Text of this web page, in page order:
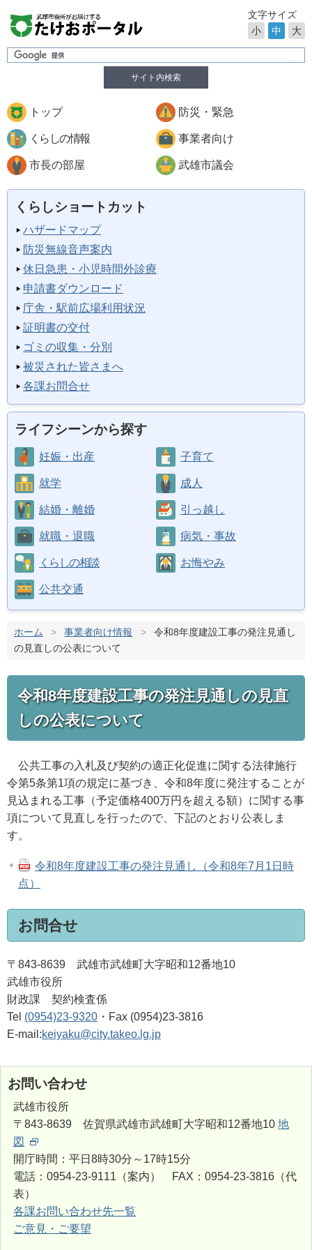
サイト内検索
文字サイズ
小
中 大
トップ 防災・緊急
くらしの情報 事業者向け
市長の部屋 武雄市議会
くらしショートカット
ハザードマップ
防災無線音声案内
休日急患・小児時間外診療
申請書ダウンロード
庁舎・駅前広場利用状況
証明書の交付
ゴミの収集・分別
被災された皆さまへ
各課お問合せ
ライフシーンから探す
妊娠・出産 子育て
就学 成人
結婚・離婚 引っ越し
就職・退職 病気・事故
くらしの相談 お悔やみ
公共交通
ホーム > 事業者向け情報 >
令和8年度建設工事の発注見通し
の見直しの公表について
令和8年度建設工事の発注見通しの見直
しの公表について
公共工事の入札及び契約の適正化促進に関する法律施行
令第5条第1項の規定に基づき、令和8年度に発注することが
見込まれる工事（予定価格400万円を超える額）に関する事
項について見直しを行ったので、下記のとおり公表しま
す。
令和8年度建設工事の発注見通し（令和8年7月1日時
点）
お問合せ
〒843-8639 武雄市武雄町大字昭和12番地10
武雄市役所
財政課 契約検査係
Tel (0954)23-9320 ・Fax (0954)23-3816
E-mail:keiyaku@city.takeo.lg.jp
お問い合わせ
武雄市役所
〒843-8639 佐賀県武雄市武雄町大字昭和12番地10 地
図
開庁時間：平日8時30分～17時15分
電話：0954-23-9111（案内） FAX：0954-23-3816（代
表）
各課お問い合わせ先一覧
ご意見・ご要望